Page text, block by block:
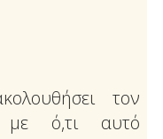
τον
με ό,τι αυτό